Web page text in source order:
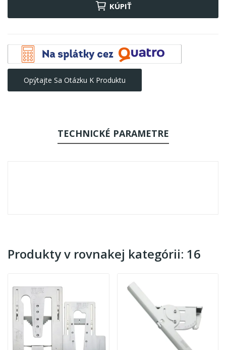
KÚPIŤ
Opýtajte Sa Otázku K Produktu
TECHNICKÉ PARAMETRE
Produkty v rovnakej kategórii: 16